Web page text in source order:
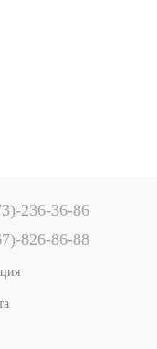
236-36-86
826-86-88